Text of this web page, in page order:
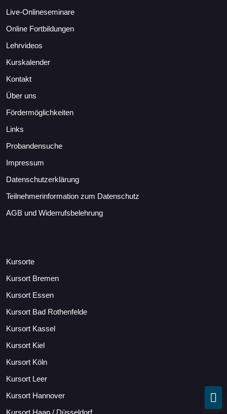
Live-Onlineseminare
Online Fortbildungen
Lehrvideos
Kurskalender
Kontakt
Über uns
Fördermöglichkeiten
Links
Probandensuche
Impressum
Datenschutzerklärung
Teilnehmerinformation zum Datenschutz
AGB und Widerrufsbelehrung
Kursorte
Kursort Bremen
Kursort Essen
Kursort Bad Rothenfelde
Kursort Kassel
Kursort Kiel
Kursort Köln
Kursort Leer
Kursort Hannover
Kursort Haan / Düsseldorf